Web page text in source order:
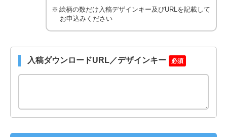
絵柄の数だけ入稿デザインキー及びURLを記載して
お申込みください
入稿ダウンロードURL／デザインキー 必須